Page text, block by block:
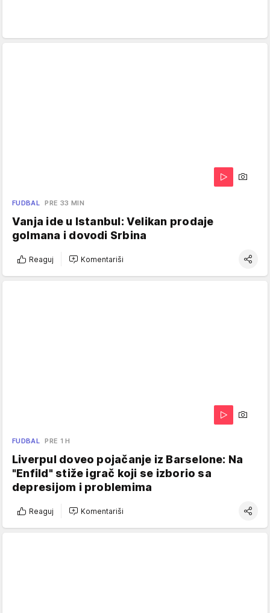
FUDBAL PRE 33 MIN
Vanja ide u Istanbul: Velikan prodaje
golmana i dovodi Srbina
Reaguj Komentariši
FUDBAL PRE 1 H
Liverpul doveo pojačanje iz Barselone: Na
"Enfild" stiže igrač koji se izborio sa
depresijom i problemima
Reaguj Komentariši